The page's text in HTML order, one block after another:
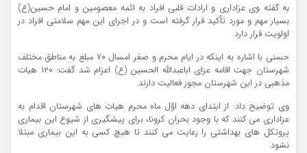
به گفته وی عزاداری و ارادات قلبی افراد به ائمه معصومین و امام حسین(ع)
بسیار مهم و مورد تأکید قرار گرفته است و در اجرای این مهم سلامتی افراد در
اولویت قرار دارد.
حسنی با اشاره به اینکه در ایام محرم و صفر امسال ۷۰ مبلغ به مناطق مختلف
شهرستان جهت اقامه عزای اباعبدالله الحسین (ع) اعزام شد گفت: ۱۲۰ هیات
مذهبی در این شهرستان مجوز فعالیت دارند.
وی توضیح داد: از ابتدای دهه اوّل ماه محرم هیات های شهرستان اقدام به
عزاداری می کنند که با وجود بحران کرونا، برای پیشگیری از شیوع این بیماری
پروتکل های بهداشتی را رعایت می کنند تا هیچ کسی به این بیماری مبتلا
نشود.